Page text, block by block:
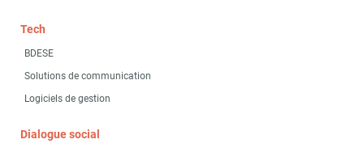
Tech
BDESE
Solutions de communication
Logiciels de gestion
Dialogue social